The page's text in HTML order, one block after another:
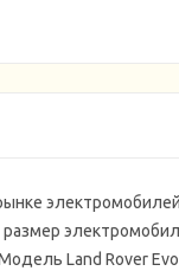
Land Rover